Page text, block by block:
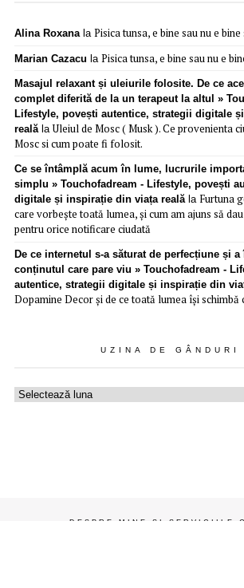
Alina Roxanala Pisica tunsa, e bine sau nu e
Marian Cazacu la Pisica tunsa, e bine sau nu e
Masajul relaxant și uleiurile folosite. De ce
complet diferită de la un terapeut la altul »
Lifestyle, povești autentice, strategii digitale
realălaUleiul de Mosc ( Musk ). Ce provenienta
Mosc si cum poate fi folosit.
Ce se întâmplă acum în lume, lucrurile
simplu » Touchofadream - Lifestyle, povești
digitale și inspirație din viața realăla Furtuna
care vorbește toată lumea, și cum am ajuns să
pentru orice notificare ciudată
De ce internetul s-a săturat de perfecțiune și
conținutul care pare viu » Touchofadream -
autentice, strategii digitale și inspirație din
Dopamine Decor și de ce toată lumea își schimbă
UZINA DE GÂNDURI
Uzina
DESPRE MINE ȘI SERVICIILE